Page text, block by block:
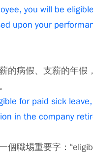
you will be
upon your
的病假、支薪的年假
for paid sick
in the company
個職埸重要字：